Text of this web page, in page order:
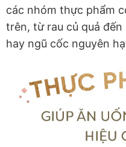
các nhóm thực phẩm
trên, từ rau củ quả
hay ngũ cốc nguyên